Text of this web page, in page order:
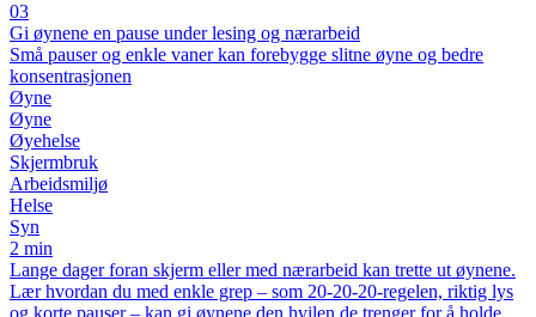
03
Gi øynene en pause under lesing og nærarbeid
Små pauser og enkle vaner kan forebygge slitne øyne og bedre
konsentrasjonen
Øyne
Øyne
Øyehelse
Skjermbruk
Arbeidsmiljø
Helse
Syn
2 min
Lange dager foran skjerm eller med nærarbeid kan trette ut øynene.
Lær hvordan du med enkle grep – som 20-20-20-regelen, riktig lys
og korte pauser – kan gi øynene den hvilen de trenger for å holde